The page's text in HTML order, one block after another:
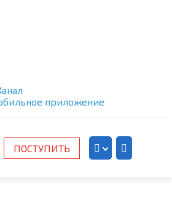
приложение
ПОСТУПИТЬ